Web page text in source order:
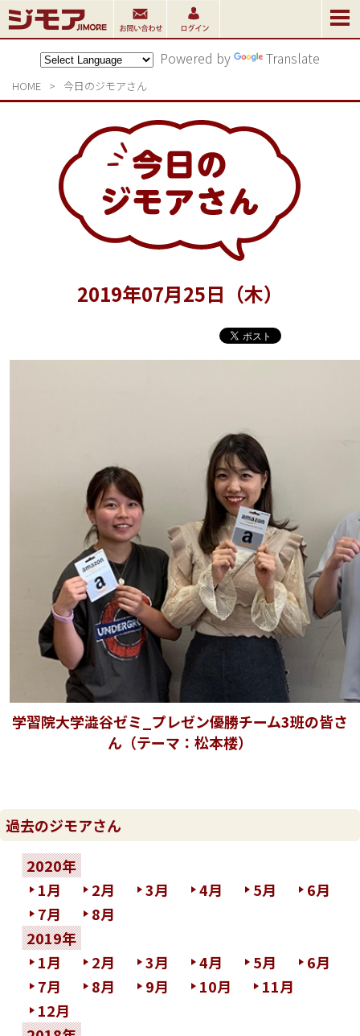
Powered by Translate
HOME > 今日のジモアさん
2019年07月25日（木）
学習院大学澁谷ゼミ_プレゼン優勝チーム3班の皆さ
ん（テーマ：松本楼）
過去のジモアさん
2020年
1月
2月 3月 4月 5月
6月
7月
8月
2019年
1月
2月 3月 4月 5月
6月
7月
8月 9月 10月
11月
12月